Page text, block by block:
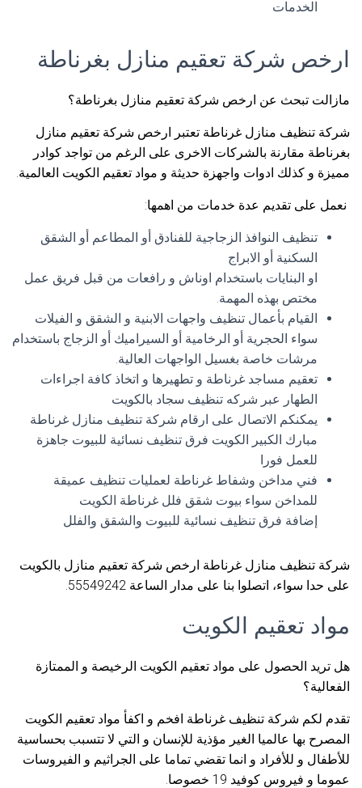
الخدمات
ارخص شركة تعقيم منازل بغرناطة
مازالت تبحث عن ارخص شركة تعقيم منازل بغرناطة؟
شركة تنظيف منازل غرناطة تعتبر ارخص شركة تعقيم منازل
بغرناطة مقارنة بالشركات الاخرى على الرغم من تواجد كوادر
مميزة و كذلك ادوات واجهزة حديثة و مواد تعقيم الكويت العالمية.
نعمل على تقديم عدة خدمات من اهمها:
تنظيف النوافذ الزجاجية للفنادق أو المطاعم أو الشقق
السكنية أو الابراج
او البنايات باستخدام اوناش و رافعات من قبل فريق عمل
مختص بهذه المهمة.
القيام بأعمال تنظيف واجهات الابنية و الشقق و الفيلات
سواء الحجرية أو الرخامية أو السيراميك أو الزجاج باستخدام
مرشات خاصة بغسيل الواجهات العالية.
تعقيم مساجد غرناطة و تطهيرها و اتخاذ كافة اجراءات
الطهار عبر شركه تنظيف سجاد بالكويت
يمكنكم الاتصال على ارقام شركة تنظيف منازل غرناطة
مبارك الكبير الكويت فرق تنظيف نسائية للبيوت جاهزة
للعمل فورا
فني مداخن وشفاط غرناطة لعمليات تنظيف عميقة
للمداخن سواء بيوت شقق فلل غرناطة الكويت
إضافة فرق تنظيف نسائية للبيوت والشقق والفلل
شركة تنظيف منازل غرناطة ارخص شركة تعقيم منازل بالكويت
على حدا سواء، اتصلوا بنا على مدار الساعة 55549242.
مواد تعقيم الكويت
هل تريد الحصول على مواد تعقيم الكويت الرخيصة و الممتازة
الفعالية؟
تقدم لكم شركة تنظيف غرناطة افخم و اكفأ مواد تعقيم الكويت
المصرح بها عالميا الغير مؤذية للإنسان و التي لا تتسبب بحساسية
للأطفال و للأفراد و انما تقضي تماما على الجراثيم و الفيروسات
عموما و فيروس كوفيد 19 خصوصا.